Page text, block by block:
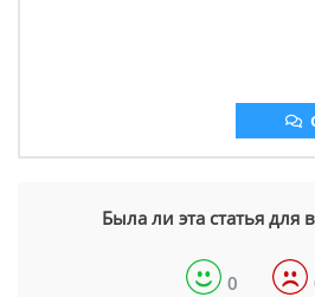
Была ли эта статья для
0